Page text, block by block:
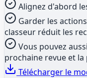
Alignez d'abord
Garder les
classeur réduit les
Vous pouvez
prochaine revue et la
Télécharger le